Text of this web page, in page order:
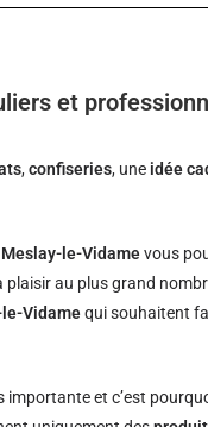
et
,confiseries, une idée
Meslay-le-Vidamevous
au plus grand
Vidamequi souhaitent
importante et c’est